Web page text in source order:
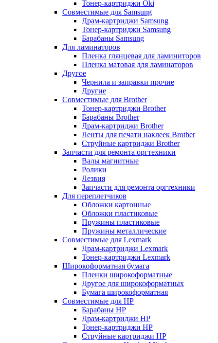
Тонер-картриджи Oki
Совместимые для Samsung
Драм-картриджи Samsung
Тонер-картриджи Samsung
Барабаны Samsung
Для ламинаторов
Пленка глянцевая для ламиниторов
Пленка матовая для ламинаторов
Другое
Чернила и заправки прочие
Другие
Совместимые для Brother
Тонер-картриджи Brother
Барабаны Brother
Драм-картриджи Brother
Ленты для печати наклеек Brother
Струйные картриджи Brother
Запчасти для ремонта оргтехники
Валы магнитные
Ролики
Лезвия
Запчасти для ремонта оргтехники
Для переплетчиков
Обложки картонные
Обложки пластиковые
Пружины пластиковые
Пружины металлические
Совместимые для Lexmark
Драм-картриджи Lexmark
Тонер-картриджи Lexmark
Широкоформатная бумага
Пленки широкоформатные
Другое для широкоформатных
Бумага широкоформатная
Совместимые для HP
Барабаны HP
Драм-картриджи HP
Тонер-картриджи HP
Струйные картриджи HP